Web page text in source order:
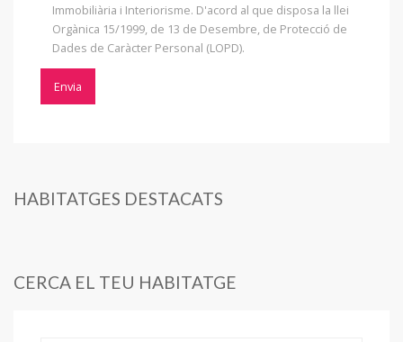
Immobiliària i Interiorisme. D'acord al que disposa la llei
Orgànica 15/1999, de 13 de Desembre, de Protecció de
Dades de Caràcter Personal (LOPD).
HABITATGES DESTACATS
CERCA EL TEU HABITATGE